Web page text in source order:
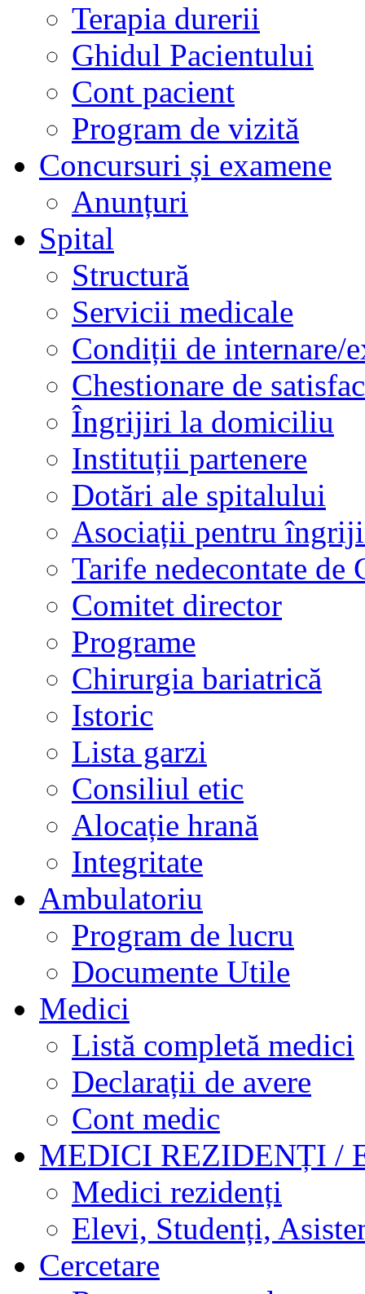
Terapia durerii
Ghidul Pacientului
Cont pacient
Program de vizită
Concursuri și examene
Anunțuri
Spital
Structură
Servicii medicale
Condiții de internare/
Chestionare de
Îngrijiri la domiciliu
Instituții partenere
Dotări ale spitalului
Asociații pentru
Tarife nedecontate de
Comitet director
Programe
Chirurgia bariatrică
Istoric
Lista garzi
Consiliul etic
Alocație hrană
Integritate
Ambulatoriu
Program de lucru
Documente Utile
Medici
Listă completă medici
Declarații de avere
Cont medic
MEDICI REZIDENȚI /
Medici rezidenți
Elevi, Studenți,
Cercetare